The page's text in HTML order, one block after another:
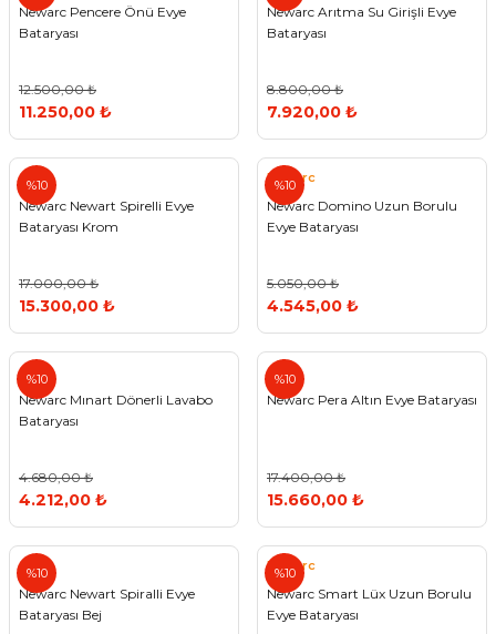
Newarc Pencere Önü Evye
Bataryası
12.500,00 ₺
11.250,00 ₺
Newarc Arıtma Su Girişli Evye
Bataryası
8.800,00 ₺
7.920,00 ₺
%10
Newarc Newart Spirelli Evye
Bataryası Krom
17.000,00 ₺
15.300,00 ₺
%10
Newarc
Newarc Domino Uzun Borulu
Evye Bataryası
5.050,00 ₺
4.545,00 ₺
%10
Newarc Mınart Dönerli Lavabo
Bataryası
4.680,00 ₺
4.212,00 ₺
%10
Newarc Pera Altın Evye Bataryası
17.400,00 ₺
15.660,00 ₺
%10
Newarc Newart Spiralli Evye
Bataryası Bej
%10
Newarc
Newarc Smart Lüx Uzun Borulu
Evye Bataryası